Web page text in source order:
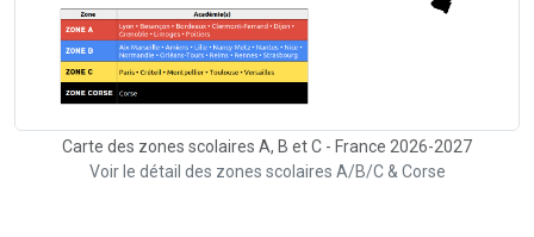
Carte des zones scolaires A, B et C - France 2026-2027
Voir le détail des zones scolaires A/B/C & Corse